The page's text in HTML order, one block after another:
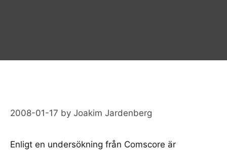
2008-01-17 by Joakim Jardenberg
Enligt en undersökning från Comscore är